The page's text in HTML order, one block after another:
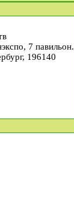
7 павильон.
196140